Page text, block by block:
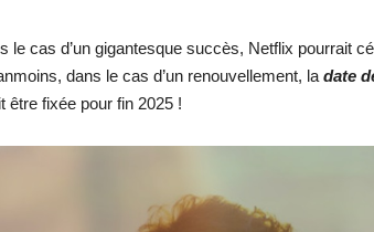
le cas d’un gigantesque succès, Netflix pourrait
dans le cas d’un renouvellement, la date
être fixée pour fin 2025 !